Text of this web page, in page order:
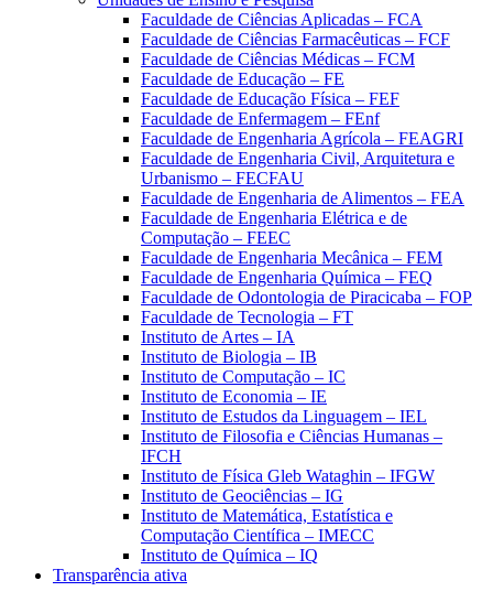
Faculdade de Ciências Aplicadas – FCA
Faculdade de Ciências Farmacêuticas – FCF
Faculdade de Ciências Médicas – FCM
Faculdade de Educação – FE
Faculdade de Educação Física – FEF
Faculdade de Enfermagem – FEnf
Faculdade de Engenharia Agrícola – FEAGRI
Faculdade de Engenharia Civil, Arquitetura e
Urbanismo – FECFAU
Faculdade de Engenharia de Alimentos – FEA
Faculdade de Engenharia Elétrica e de
Computação – FEEC
Faculdade de Engenharia Mecânica – FEM
Faculdade de Engenharia Química – FEQ
Faculdade de Odontologia de Piracicaba – FOP
Faculdade de Tecnologia – FT
Instituto de Artes – IA
Instituto de Biologia – IB
Instituto de Computação – IC
Instituto de Economia – IE
Instituto de Estudos da Linguagem – IEL
Instituto de Filosofia e Ciências Humanas –
IFCH
Instituto de Física Gleb Wataghin – IFGW
Instituto de Geociências – IG
Instituto de Matemática, Estatística e
Computação Científica – IMECC
Instituto de Química – IQ
Transparência ativa